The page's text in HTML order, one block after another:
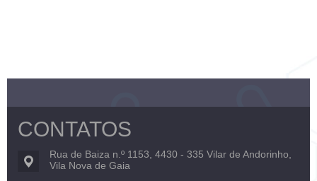
CONTATOS
Rua de Baiza n.º 1153, 4430 - 335 Vilar de Andorinho,
Vila Nova de Gaia